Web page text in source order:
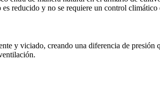
reducido y no se requiere un control climático
y viciado, creando una diferencia de presión